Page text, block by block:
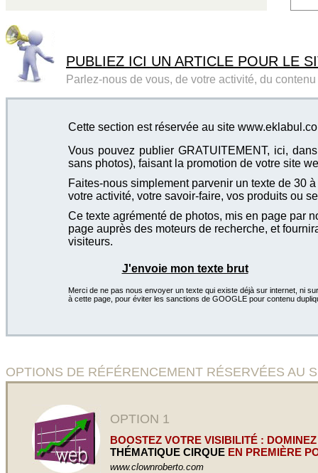
PUBLIEZ ICI UN ARTICLE POUR LE
Parlez-nous de vous, de votre activité, du
Cette section est réservée au site
Vous pouvez publier GRATUITEMENT, ici,
sans photos), faisant la promotion de votre site
Faites-nous simplement parvenir un texte de 30
votre activité, votre savoir-faire, vos produits ou
Ce texte agrémenté de photos, mis en page par
page auprès des moteurs de recherche, et
visiteurs.
J'envoie mon texte brut
Merci de ne pas nous envoyer un texte qui existe déjà sur internet, ni
à cette page, pour éviter les sanctions de GOOGLE pour contenu
OPTIONS DE RÉFÉRENCEMENT RÉSERVÉES AU
OPTION 1
BOOSTEZ VOTRE VISIBILITÉ :
THÉMATIQUE CIRQUE EN PREMIÈRE
www.clownroberto.com